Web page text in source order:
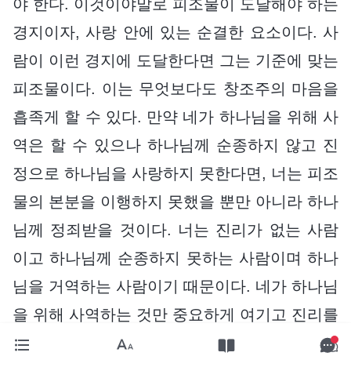
야 한다. 이것이야말로 피조물이 도달해야 하는
경지이자, 사랑 안에 있는 순결한 요소이다. 사
람이 이런 경지에 도달한다면 그는 기준에 맞는
피조물이다. 이는 무엇보다도 창조주의 마음을
흡족게 할 수 있다. 만약 네가 하나님을 위해 사
역은 할 수 있으나 하나님께 순종하지 않고 진
정으로 하나님을 사랑하지 못한다면, 너는 피조
물의 본분을 이행하지 못했을 뿐만 아니라 하나
님께 정죄받을 것이다. 너는 진리가 없는 사람
이고 하나님께 순종하지 못하는 사람이며 하나
님을 거역하는 사람이기 때문이다. 네가 하나님
을 위해 사역하는 것만 중요하게 여기고 진리를
실행하는 것과 자신에 대한 인식을 중요하게 여